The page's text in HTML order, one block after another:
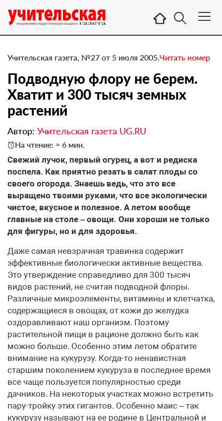
Учительская газета, №27 от 5 июля 2005.Читать номер
Подводную флору не берем.
Хватит и 300 тысяч земных
растений
Автор: Учительская газета UG.RU
На чтение: ≈ 6 мин.
Свежий лучок, первый огурец, а вот и редиска
поспела. Как приятно резать в салат плоды со
своего огорода. Знаешь ведь, что это все
выращено твоими руками, что все экологически
чистое, вкусное и полезное. А летом вообще
главные на столе – овощи. Они хороши не только
для фигуры, но и для здоровья.
Даже самая невзрачная травинка содержит
эффективные биологически активные вещества.
Это утверждение справедливо для 300 тысяч
видов растений, не считая подводной флоры.
Различные микроэлементы, витамины и клетчатка,
содержащиеся в овощах, от кожи до желудка
оздоравливают наш организм. Поэтому
растительной пищи в рационе должно быть как
можно больше. Особенно этим летом обратите
внимание на кукурузу. Когда-то ненавистная
старшим поколением кукуруза в последнее время
все чаще пользуется популярностью среди
дачников. На некоторых участках можно встретить
пару-тройку этих гигантов. Особенно маис – так
кукурузу называют на ее родине в Центральной и